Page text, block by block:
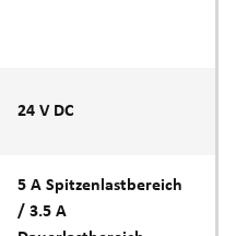
24 V DC
5 A Spitzenlastbereich
/ 3.5 A